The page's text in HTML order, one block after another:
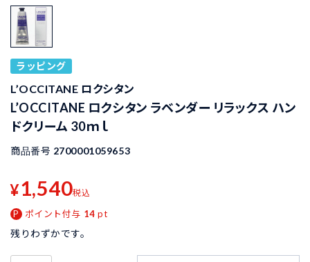
ラッピング
L’OCCITANE ロクシタン
L’OCCITANE ロクシタン ラベンダー リラックス ハン
ドクリーム 30ｍｌ
商品番号 2700001059653
¥1,540税込
ポイント付与 14 pt
残りわずかです。